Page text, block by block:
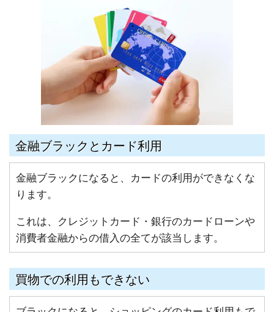
金融ブラックとカード利用
金融ブラックになると、カードの利用ができなくな
ります。
これは、クレジットカード・銀行のカードローンや
消費者金融からの借入の全てが該当します。
買物での利用もできない